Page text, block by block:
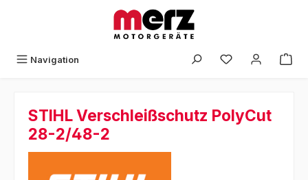
Navigation
STIHL Verschleißschutz PolyCut
28-2/48-2